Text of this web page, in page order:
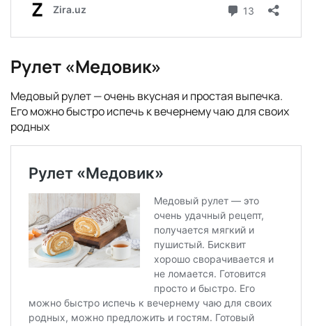
Рулет «Медовик»
Медовый рулет — очень вкусная и простая выпечка.
Его можно быстро испечь к вечернему чаю для своих
родных